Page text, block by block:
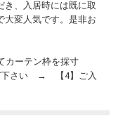
き、入居時には既に取
大変人気です。是非お
カーテン枠を採寸
下さい → 【4】ご入